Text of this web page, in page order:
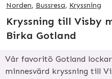
Norden, Bussresa, Kryssning
Kryssning till Visby
Birka Gotland
Vår favoritö Gotland
minnesvärd kryssning till